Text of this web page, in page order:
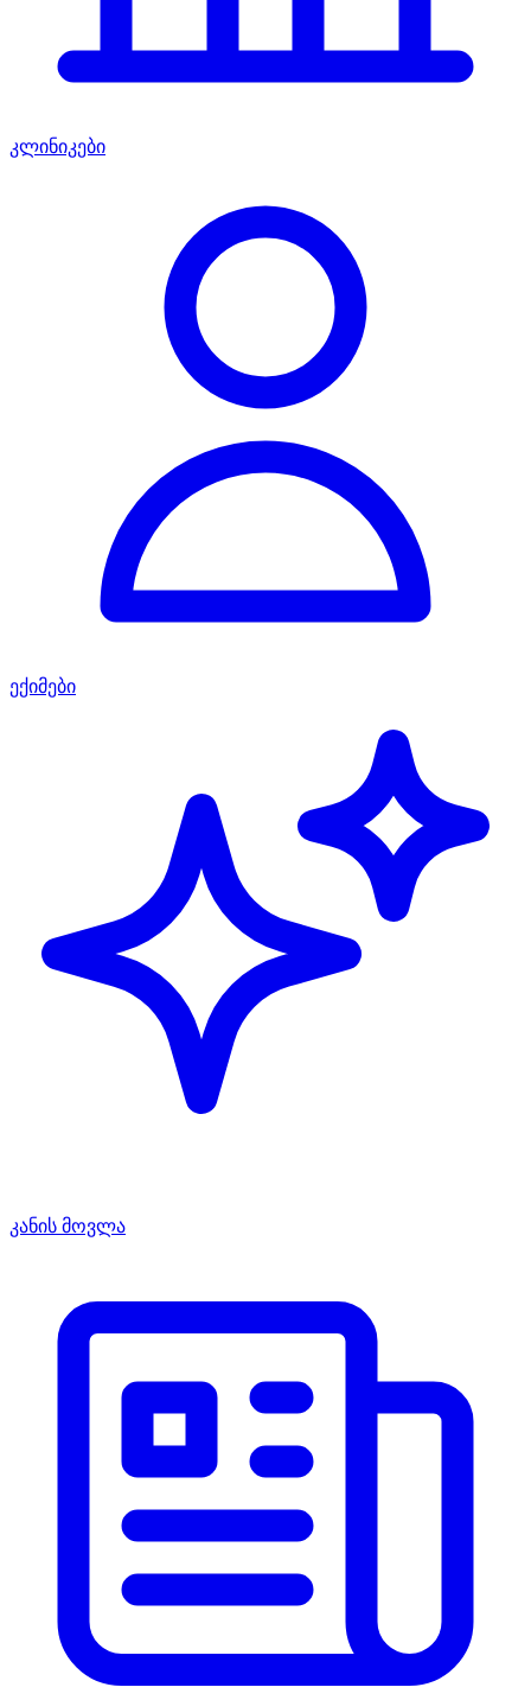
კლინიკები
ექიმები
კანის მოვლა